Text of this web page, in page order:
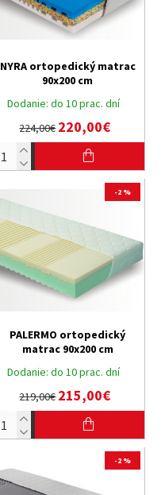
Dodanie: do 10 prac. dní
NYRA ortopedický matrac
90x200 cm
224,00€220,00€
-2 %
Dodanie: do 10 prac. dní
PALERMO ortopedický
matrac 90x200 cm
219,00€215,00€
-2 %